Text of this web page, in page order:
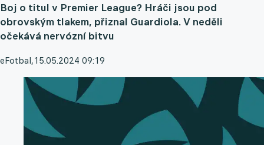
Boj o titul v Premier League? Hráči jsou pod
obrovským tlakem, přiznal Guardiola. V neděli
očekává nervózní bitvu
eFotbal,15.05.2024 09:19